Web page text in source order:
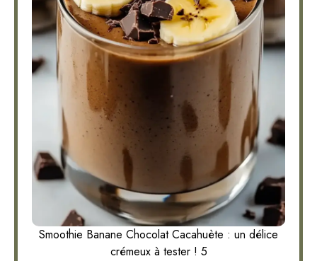
Smoothie Banane Chocolat Cacahuète : un délice
crémeux à tester ! 5